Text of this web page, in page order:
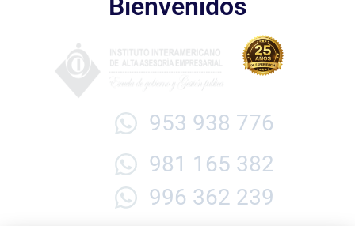
Bienvenidos
953 938 776
981 165 382
996 362 239